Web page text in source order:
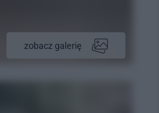
zobacz galerię